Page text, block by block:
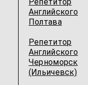
Английского
Полтава
Репетитор
Английского
Черноморск
(Ильичевск)